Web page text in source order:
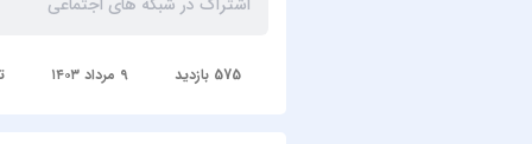
575 بازدید ۹ مرداد ۱۴۰۳